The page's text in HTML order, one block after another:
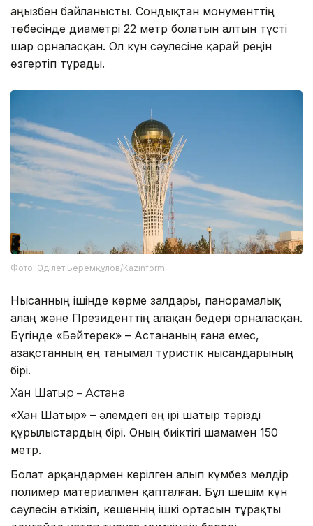
аңызбен байланысты. Сондықтан монументтің
төбесінде диаметрі 22 метр болатын алтын түсті
шар орналасқан. Ол күн сәулесіне қарай реңін
өзгертіп тұрады.
Фото: Әділет Беремқұлов/Kazinform
Нысанның ішінде көрме залдары, панорамалық
алаң және Президенттің алақан бедері орналасқан.
Бүгінде «Бәйтерек» – Астананың ғана емес,
Қазақстанның ең танымал туристік нысандарының
бірі.
Хан Шатыр – Астана
«Хан Шатыр» – әлемдегі ең ірі шатыр тәрізді
құрылыстардың бірі. Оның биіктігі шамамен 150
метр.
Болат арқандармен керілген алып күмбез мөлдір
полимер материалмен қапталған. Бұл шешім күн
сәулесін өткізіп, кешеннің ішкі ортасын тұрақты